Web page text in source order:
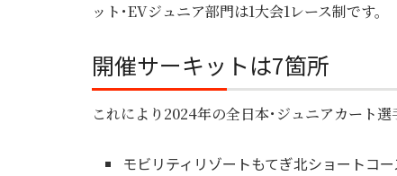
ット･EVジュニア部門は1大会1レース制です。
開催サーキットは7箇所
これにより2024年の全日本･ジュニアカート選
モビリティリゾートもてぎ北ショートコ